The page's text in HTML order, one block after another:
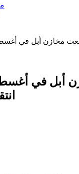
مخازن أبل في
أبل في